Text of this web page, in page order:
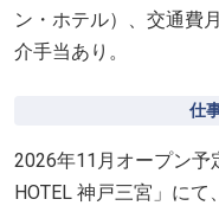
ン・ホテル）、交通費
介手当あり。
仕
2026年11月オープン予
HOTEL 神戸三宮」に